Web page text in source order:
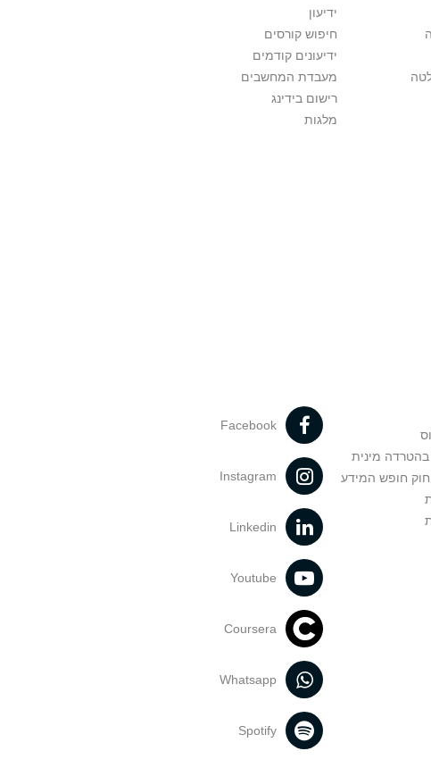
ידיעון
חיפוש קורסים
ידיעונים קודמים
מעבדת המחשבים
רישום בידינג
מלגות
בהטרדה מינית
חופש המידע
Facebook
Instagram
Linkedin
Youtube
Coursera
Whatsapp
Spotify